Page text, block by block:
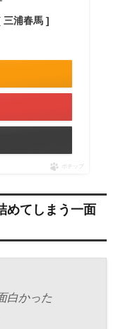
三浦春馬 ]
ポチップ
めてしまう一面
白かった